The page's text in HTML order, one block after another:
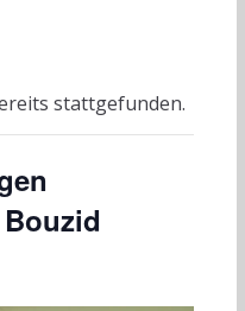
stattgefunden.